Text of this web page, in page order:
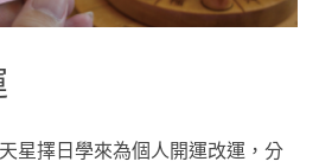
星擇日學來為個人開運改運，分